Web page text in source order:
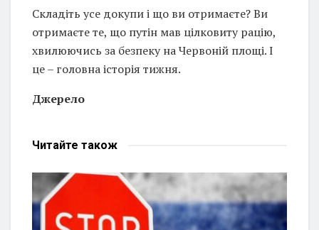
Складіть усе докупи і що ви отримаєте? Ви
отримаєте те, що путін мав цілковиту рацію,
хвилюючись за безпеку на Червоній площі. І
це – головна історія тижня.
Джерело
Читайте також